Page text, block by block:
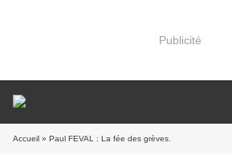
Publicité
Accueil » Paul FEVAL : La fée des grèves.